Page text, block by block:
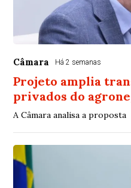
Câmara Há 2 semanas
Projeto amplia
privados do
A Câmara analisa a proposta